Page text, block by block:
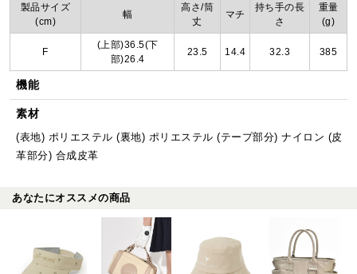
製品サイズ
(cm)
幅
高さ/筒
丈
マチ
持ち手の長
さ
重量
(g)
F
(上部)36.5(下
部)26.4
23.5 14.4 32.3 385
機能
素材
(表地) ポリエステル (裏地) ポリエステル (テープ部分) ナイロン (皮
革部分) 合成皮革
あなたにオススメの商品